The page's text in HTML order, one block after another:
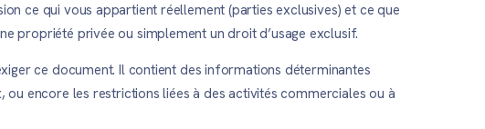
ce qui vous appartient réellement (parties exclusives) et ce que
propriété privée ou simplement un droit d’usage exclusif.
ce document. Il contient des informations déterminantes
encore les restrictions liées à des activités commerciales ou à